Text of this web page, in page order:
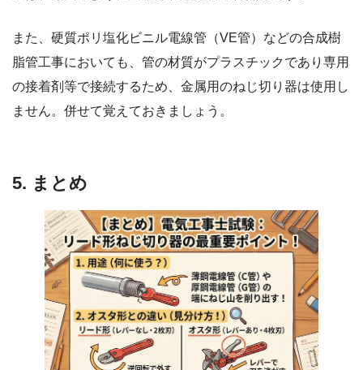
また、硬質ポリ塩化ビニル電線管（VE管）などの合成樹
脂管工事においても、管の材質がプラスチックであり専用
の接着剤等で接続するため、金属用のねじ切り器は使用し
ません。併せて覚えておきましょう。
5. まとめ